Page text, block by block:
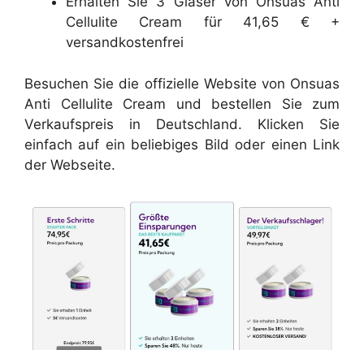
Cellulite Cream für 41,65 € +
versandkostenfrei
Besuchen Sie die offizielle Website von Onsuas
Anti Cellulite Cream und bestellen Sie zum
Verkaufspreis in Deutschland. Klicken Sie
einfach auf ein beliebiges Bild oder einen Link
der Webseite.